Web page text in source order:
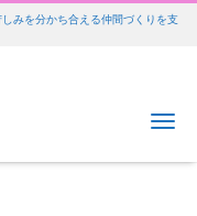
みを分かち合える仲間づくりを支